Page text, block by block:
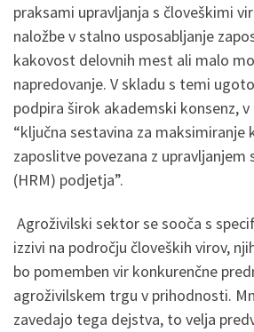
praksami upravljanja s človeškimi
naložbe v stalno usposabljanje
kakovost delovnih mest ali malo
napredovanje. V skladu s temi
podpira širok akademski konsenz,
“ključna sestavina za maksimiranje
zaposlitve povezana z upravljanjem
(HRM) podjetja”.
Agroživilski sektor se sooča s
izzivi na področju človeških virov,
bo pomemben vir konkurenčne
agroživilskem trgu v prihodnosti.
zavedajo tega dejstva, to velja